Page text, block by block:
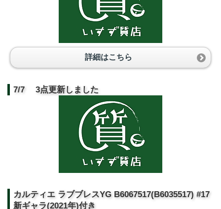
詳細はこちら
7/7 3点更新しました
カルティエ ラブブレスYG B6067517(B6035517) #17
新ギャラ(2021年)付き